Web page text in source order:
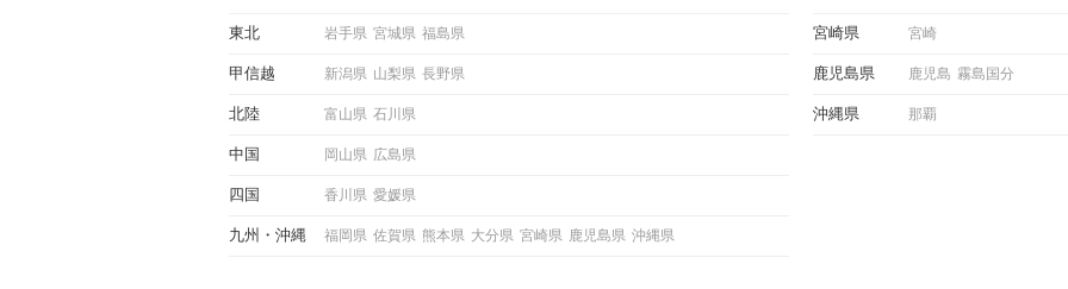
東北 岩手県 宮城県 福島県
甲信越 新潟県 山梨県 長野県
北陸 富山県 石川県
中国 岡山県 広島県
四国 香川県 愛媛県
九州 沖縄 福岡県 佐賀県 熊本県 大分県 宮崎県 鹿児島県 沖縄県
宮崎県 宮崎
鹿児島県 鹿児島 霧島国分
沖縄県 那覇